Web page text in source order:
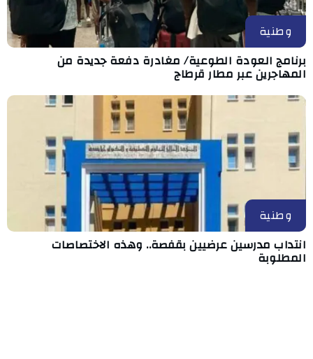
وطنية
برنامج العودة الطوعية/ مغادرة دفعة جديدة من
المهاجرين عبر مطار قرطاج
وطنية
انتداب مدرسين عرضيين بقفصة.. وهذه الاختصاصات
المطلوبة